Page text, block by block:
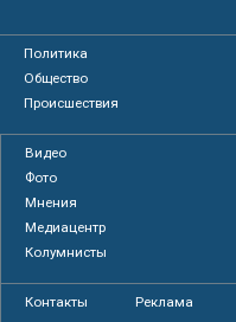
Политика
Общество
Происшествия
Видео
Фото
Мнения
Медиацентр
Колумнисты
Контакты Реклама